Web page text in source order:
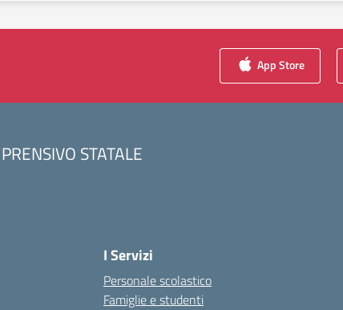
App Store
STATALE
I Servizi
Personale scolastico
Famiglie e studenti